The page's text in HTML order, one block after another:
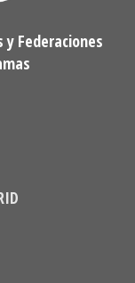
Federaciones